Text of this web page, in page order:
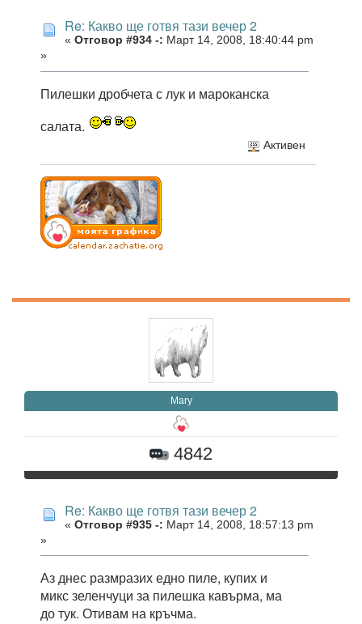
Re: Какво ще готвя тази вечер 2
« Отговор #934 -: Март 14, 2008, 18:40:44 pm
»
Пилешки дробчета с лук и мароканска
салата.
Активен
Mary
4842
Re: Какво ще готвя тази вечер 2
« Отговор #935 -: Март 14, 2008, 18:57:13 pm
»
Аз днес размразих едно пиле, купих и
микс зеленчуци за пилешка кавърма, ма
до тук. Отивам на кръчма.